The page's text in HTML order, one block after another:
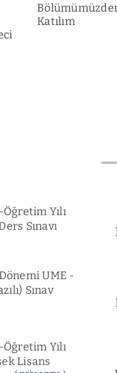
Katılım
Yılı
Sınavı
UME -
Sınav
Yılı
Lisans